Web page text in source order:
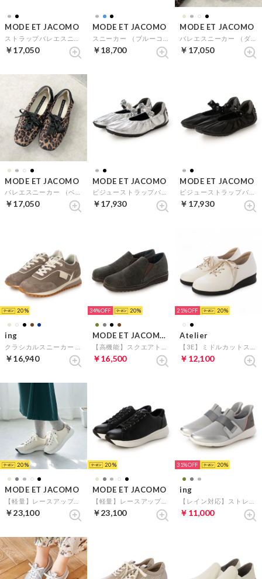
MODE ET JACOMO
￥17,050
MODE ET JACOMO
￥18,700
MODE ET JACOMO
￥17,050
MODE ET JACOMO
￥17,050
MODE ET JACOMO
￥17,930
MODE ET JACOMO
￥17,930
20
ing
￥16,940
34% 20
MODE ET JACOMO D'ICI
￥16,500
21% 20
Atelier
￥12,100
20
MODE ET JACOMO
￥23,100
20
MODE ET JACOMO
￥23,100
31% 20
ing
￥11,000